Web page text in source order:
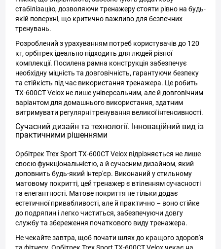
стабілізацію, дозволяючи тренажеру стояти рівно на будь-
якій поверхні, що критично важливо для безпечних
тренувань.
Розроблений з урахуванням потреб користувачів до 120
кг, орбітрек ідеально підходить для людей різної
комплекції. Посилена рамна конструкція забезпечує
необхідну міцність та довговічність, гарантуючи безпеку
та стійкість під час використання тренажера. Це робить
TX-600CT Velox не лише універсальним, але й довговічним
варіантом для домашнього використання, здатним
витримувати регулярні тренування великої інтенсивності.
Сучасний дизайн та технології. Інноваційний вид із
практичними рішеннями
Орбітрек Trex Sport TX-600CT Velox відрізняється не лише
своєю функціональністю, а й сучасним дизайном, який
доповнить будь-який інтер'єр. Виконаний у стильному
матовому покритті, цей тренажер є втіленням сучасності
та елегантності. Матове покриття не тільки додає
естетичної привабливості, але й практично – воно стійке
до подряпин і легко чиститься, забезпечуючи довгу
службу та збереження початкового виду тренажера.
Не чекайте завтра, щоб почати шлях до кращого здоров'я